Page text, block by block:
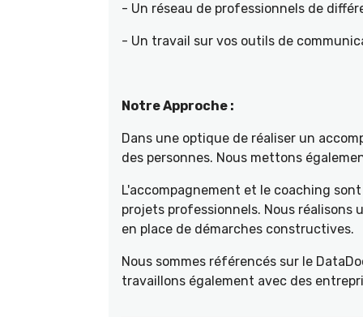
- Un réseau de professionnels de
- Un travail sur vos outils de
Notre Approche :
Dans une optique de réaliser un
des personnes. Nous mettons
L'accompagnement et le coaching
projets professionnels. Nous
en place de démarches constructives.
Nous sommes référencés sur le
travaillons également avec des